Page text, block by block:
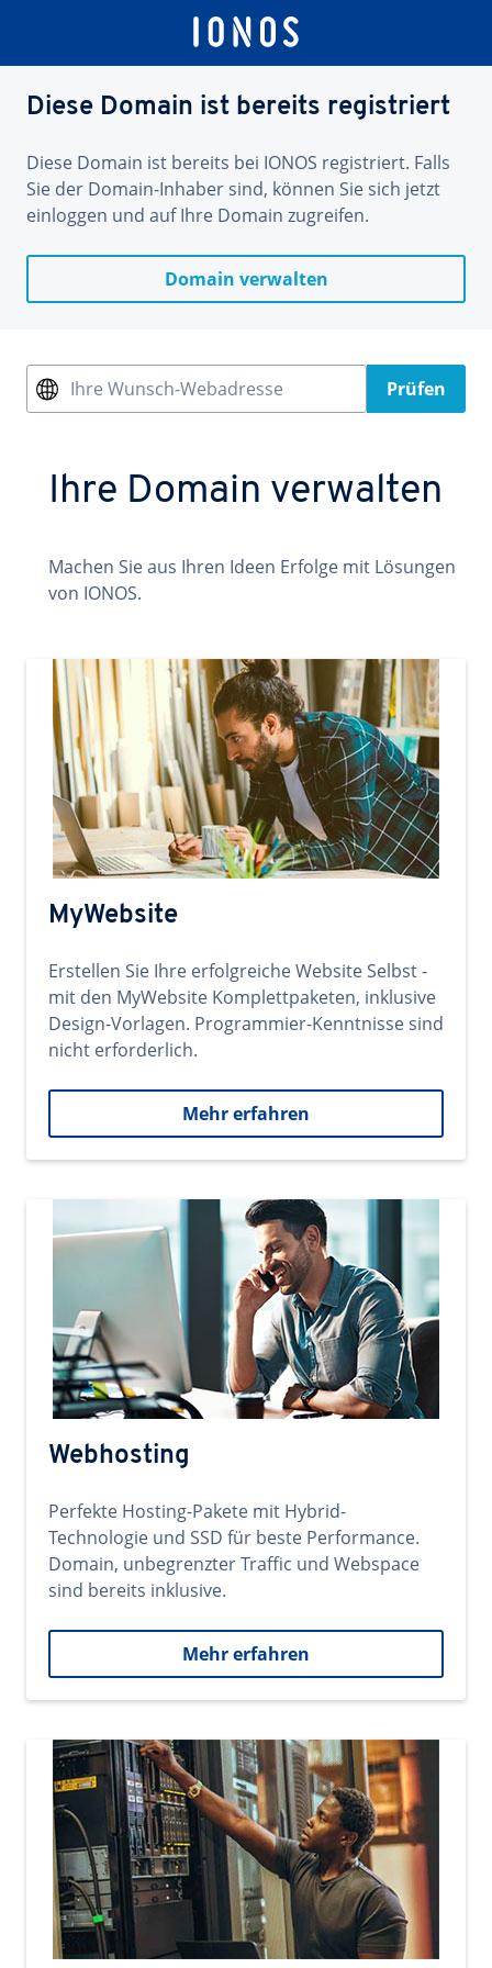
Diese Domain ist bereits registriert
Diese Domain ist bereits bei IONOS registriert. Falls
Sie der Domain-Inhaber sind, können Sie sich jetzt
einloggen und auf Ihre Domain zugreifen.
Domain verwalten
Ihre Wunsch-Webadresse Prüfen
Ihre Domain verwalten
Machen Sie aus Ihren Ideen Erfolge mit Lösungen
von IONOS.
MyWebsite
Erstellen Sie Ihre erfolgreiche Website Selbst -
mit den MyWebsite Komplettpaketen, inklusive
Design-Vorlagen. Programmier-Kenntnisse sind
nicht erforderlich.
Mehr erfahren
Webhosting
Perfekte Hosting-Pakete mit Hybrid-
Technologie und SSD für beste Performance.
Domain, unbegrenzter Traffic und Webspace
sind bereits inklusive.
Mehr erfahren